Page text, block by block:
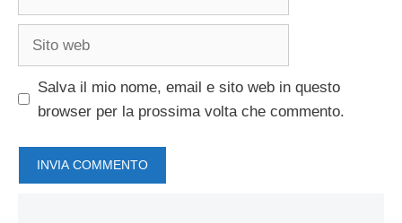
Salva il mio nome, email e sito web in questo
browser per la prossima volta che commento.